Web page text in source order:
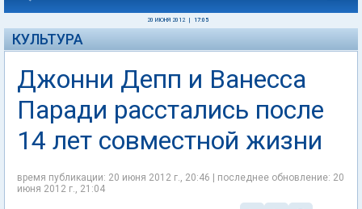
20 ИЮНЯ 2012 17:05
КУЛЬТУРА
Джонни Депп и Ванесса
Паради расстались после
14 лет совместной жизни
время публикации: 20 июня 2012 г., 20:46 | последнее обновление: 20
июня 2012 г., 21:04